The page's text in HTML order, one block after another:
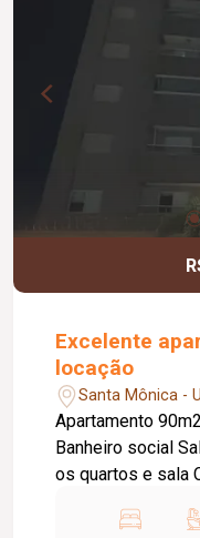
de 89,54 m²;
Excelente
locação
Santa Mônica -
Apartamento 90m2 3 quartos sendo 1
Banheiro social Sala Ar condicionado em todos
os quartos e sala